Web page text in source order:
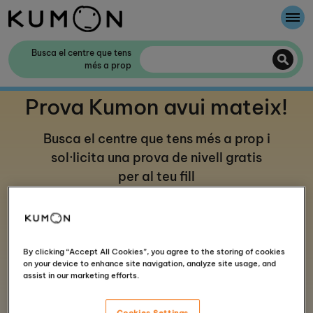
Busca el centre que tens
més a prop
Prova Kumon avui mateix!
Busca el centre que tens més a prop i
sol·licita una prova de nivell gratis
per al teu fill
Comença Kumon en quatre passos
Et donem la benvinguda a Kumon
El mètode Kumon
Col·laboració amb les escoles
By clicking “Accept All Cookies”, you agree to the storing of cookies
on your device to enhance site navigation, analyze site usage, and
assist in our marketing efforts.